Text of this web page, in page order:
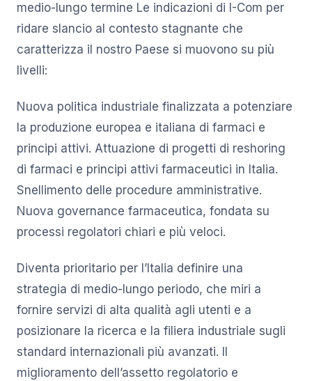
medio-lungo termine Le indicazioni di I-Com per
ridare slancio al contesto stagnante che
caratterizza il nostro Paese si muovono su più
livelli:
Nuova politica industriale finalizzata a potenziare
la produzione europea e italiana di farmaci e
principi attivi. Attuazione di progetti di reshoring
di farmaci e principi attivi farmaceutici in Italia.
Snellimento delle procedure amministrative.
Nuova governance farmaceutica, fondata su
processi regolatori chiari e più veloci.
Diventa prioritario per l’Italia definire una
strategia di medio-lungo periodo, che miri a
fornire servizi di alta qualità agli utenti e a
posizionare la ricerca e la filiera industriale sugli
standard internazionali più avanzati. Il
miglioramento dell’assetto regolatorio e